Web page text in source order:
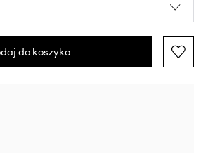
do koszyka